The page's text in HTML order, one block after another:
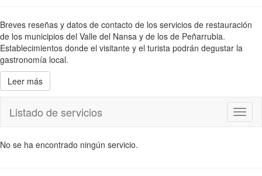
Breves reseñas y datos de contacto de los servicios de restauración
de los municipios del Valle del Nansa y de los de Peñarrubia.
Establecimientos donde el visitante y el turista podrán degustar la
gastronomía local.
Leer más
Listado de servicios
No se ha encontrado ningún servicio.